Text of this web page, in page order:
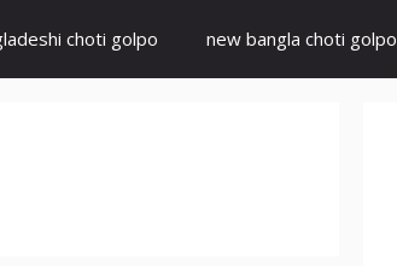
choti golpo new bangla choti golpo